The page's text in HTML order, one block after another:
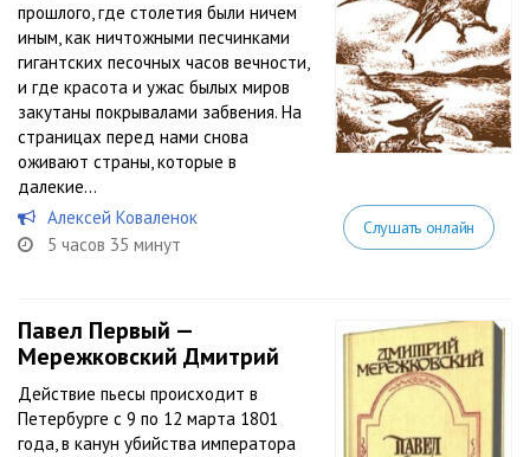
прошлого, где столетия были ничем
иным, как ничтожными песчинками
гигантских песочных часов вечности,
и где красота и ужас былых миров
закутаны покрывалами забвения. На
страницах перед нами снова
оживают страны, которые в
далекие...
Алексей Коваленок
5 часов 35 минут
Слушать онлайн
Павел Первый —
Мережковский Дмитрий
Действие пьесы происходит в
Петербурге с 9 по 12 марта 1801
года, в канун убийства императора